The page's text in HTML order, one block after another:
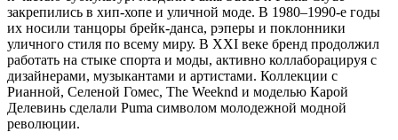
закрепились в хип-хопе и уличной моде. В 1980–1990-е годы
их носили танцоры брейк-данса, рэперы и поклонники
уличного стиля по всему миру. В XXI веке бренд продолжил
работать на стыке спорта и моды, активно коллаборацируя с
дизайнерами, музыкантами и артистами. Коллекции с
Рианной, Селеной Гомес, The Weeknd и моделью Карой
Делевинь сделали Puma символом молодежной модной
революции.